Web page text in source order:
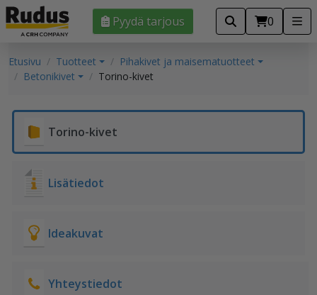
Pyydä tarjous 0
Etusivu Tuotteet
Pihakivet ja maisematuotteet
Betonikivet
Torino-kivet
Torino-kivet
Lisätiedot
Ideakuvat
Yhteystiedot